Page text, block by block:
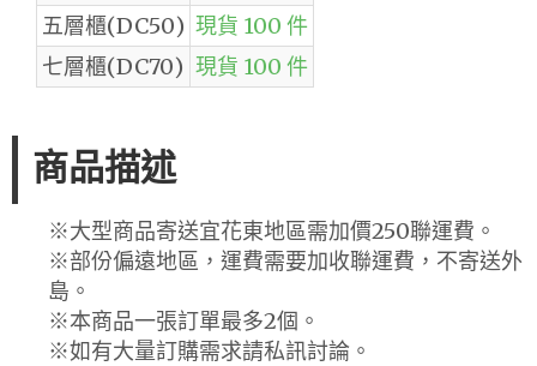
五層櫃(DC50) 現貨 100 件
七層櫃(DC70) 現貨 100 件
商品描述
※大型商品寄送宜花東地區需加價250聯運費。
※部份偏遠地區，運費需要加收聯運費，不寄送外
島。
※本商品一張訂單最多2個。
※如有大量訂購需求請私訊討論。